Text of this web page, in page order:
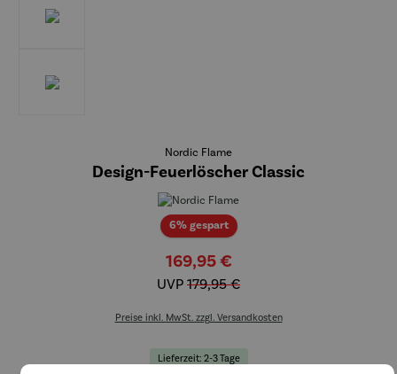
Nordic Flame
Design-Feuerlöscher Classic
6% gespartRabatt
169,95 €
UVP 179,95 €
Preise inkl. MwSt. zzgl. Versandkosten
Lieferzeit: 2-3 Tage